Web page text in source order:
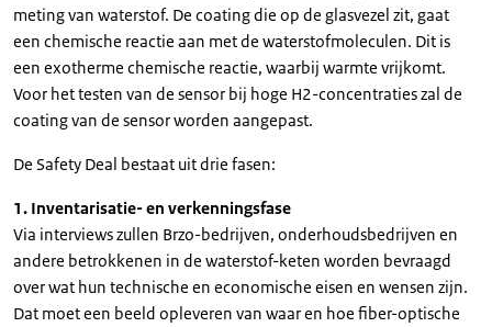
meting van waterstof. De coating die op de glasvezel zit, gaat
een chemische reactie aan met de waterstofmoleculen. Dit is
een exotherme chemische reactie, waarbij warmte vrijkomt.
Voor het testen van de sensor bij hoge H2-concentraties zal de
coating van de sensor worden aangepast.
De Safety Deal bestaat uit drie fasen:
1. Inventarisatie- en verkenningsfase
Via interviews zullen Brzo-bedrijven, onderhoudsbedrijven en
andere betrokkenen in de waterstof-keten worden bevraagd
over wat hun technische en economische eisen en wensen zijn.
Dat moet een beeld opleveren van waar en hoe fiber-optische